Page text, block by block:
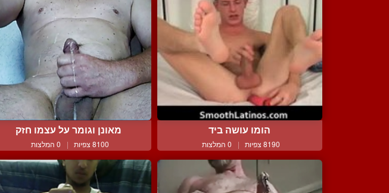
הומו עושה ביד
8190 צפיות | 0 המלצות
מאונן וגומר על עצמו חזק
8100 צפיות | 0 המלצות